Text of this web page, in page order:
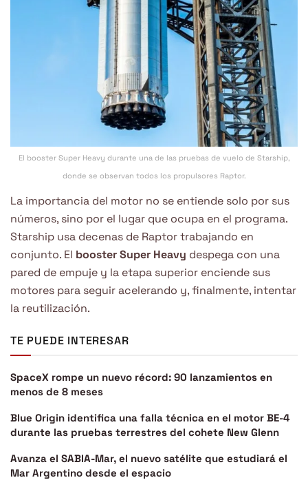
El booster Super Heavy durante una de las pruebas de vuelo de Starship,
donde se observan todos los propulsores Raptor.
La importancia del motor no se entiende solo por sus
números, sino por el lugar que ocupa en el programa.
Starship usa decenas de Raptor trabajando en
conjunto. El booster Super Heavy despega con una
pared de empuje y la etapa superior enciende sus
motores para seguir acelerando y, finalmente, intentar
la reutilización.
TE PUEDE INTERESAR
SpaceX rompe un nuevo récord: 90 lanzamientos en
menos de 8 meses
Blue Origin identifica una falla técnica en el motor BE-4
durante las pruebas terrestres del cohete New Glenn
Avanza el SABIA-Mar, el nuevo satélite que estudiará el
Mar Argentino desde el espacio